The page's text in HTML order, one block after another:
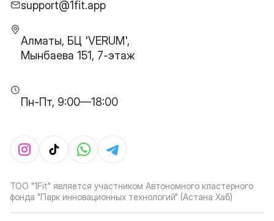
support@1fit.app
Алматы, БЦ 'VERUM',
Мынбаева 151, 7-этаж
Пн-Пт, 9:00—18:00
ТОО "1Fit" является участником Автономного кластерного
фонда "Парк инновационных технологий" (Астана Хаб)